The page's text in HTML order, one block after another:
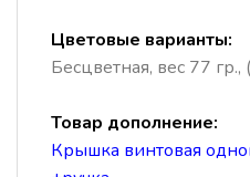
Цветовые варианты:
Бесцветная, вес 77 гр.,
Товар дополнение:
Крышка винтовая